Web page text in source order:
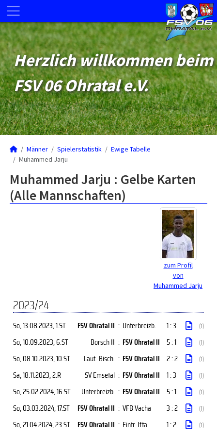
Herzlich willkommen beim
FSV 06 Ohratal e.V.
Männer Spielerstatistik
Ewige Tabelle
Muhammed Jarju
Muhammed Jarju : Gelbe Karten
(Alle Mannschaften)
zum Profil
von
Muhammed Jarju
2023/24
So, 13.08.2023, 1.ST FSV Ohratal II : Unterbreizb. 1 : 3 (1)
So, 10.09.2023, 6.ST Borsch II : FSV Ohratal II 5 : 1 (1)
So, 08.10.2023, 10.ST Laut.-Bisch. : FSV Ohratal II 2 : 2 (1)
Sa, 18.11.2023, 2.R SV Emsetal : FSV Ohratal II 1 : 3 (1)
So, 25.02.2024, 16.ST Unterbreizb. : FSV Ohratal II 5 : 1 (1)
So, 03.03.2024, 17.ST FSV Ohratal II : VFB Vacha 3 : 2 (1)
So, 21.04.2024, 23.ST FSV Ohratal II : Eintr. Ifta 1 : 2 (1)